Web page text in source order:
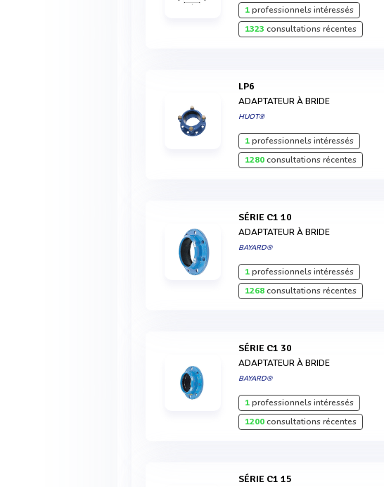
1professionnels intéressés
1323 consultations récentes
LP6
ADAPTATEUR À BRIDE
HUOT®
1professionnels intéressés
1280consultations récentes
SÉRIE C1 10
ADAPTATEUR À BRIDE
BAYARD®
1professionnels intéressés
1268consultations récentes
SÉRIE C1 30
ADAPTATEUR À BRIDE
BAYARD®
1professionnels intéressés
1200consultations récentes
SÉRIE C1 15